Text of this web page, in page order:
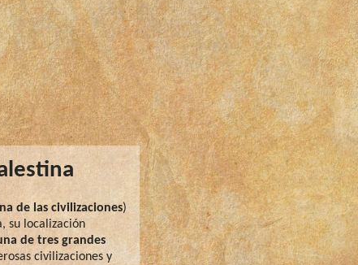
de las civilizaciones)
su localización
de tres grandes
civilizaciones y